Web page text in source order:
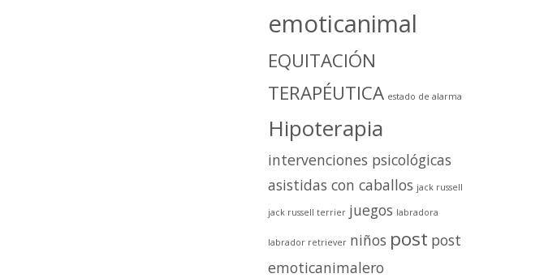
emoticanimal
EQUITACIÓN
TERAPÉUTICA estado de alarma
Hipoterapia
intervenciones psicológicas
asistidas con caballos jack russell
jack russell terrier juegos labradora
labrador retriever niños post post
emoticanimalero